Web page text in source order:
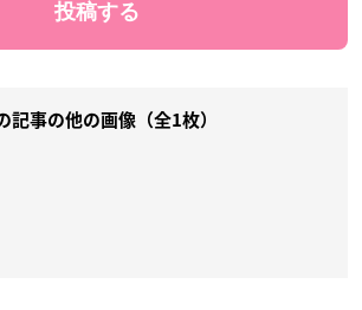
記事の他の画像（全1枚）